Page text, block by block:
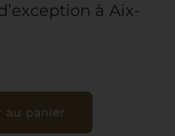
à Aix-
au panier